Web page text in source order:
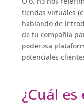
tiendas virtuales
hablando de
de tu compañía
poderosa
potenciales
¿Cuál